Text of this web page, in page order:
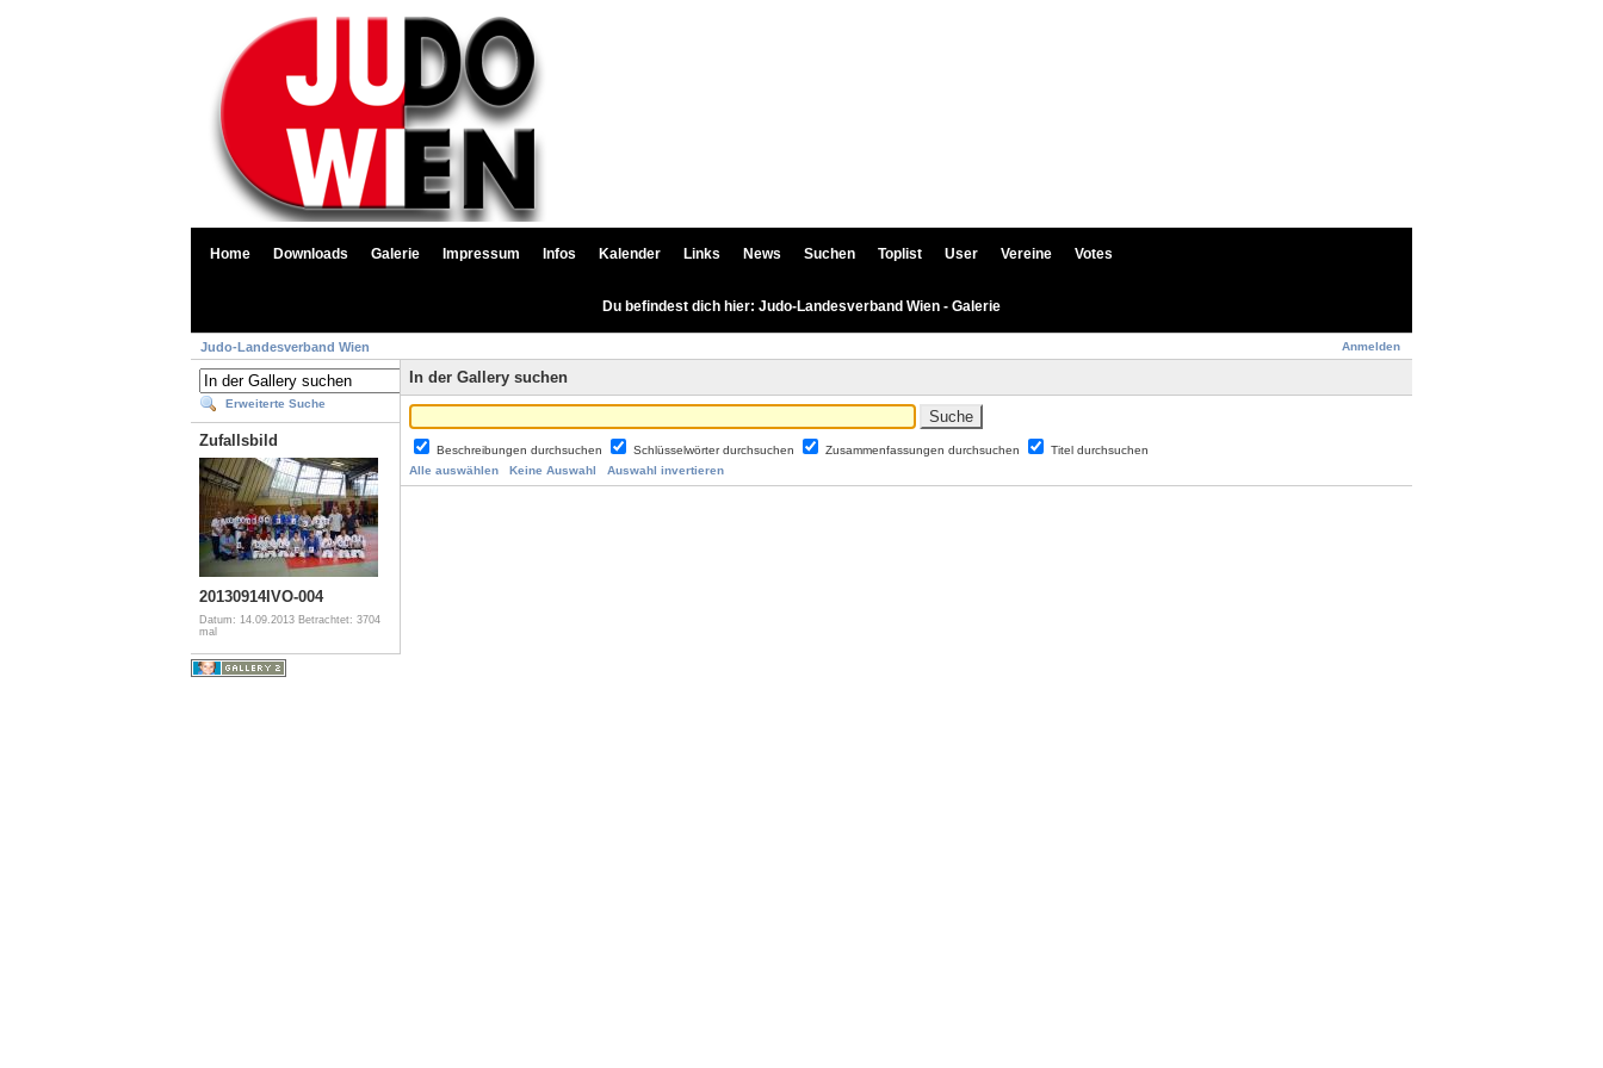
Home Downloads Galerie Impressum Infos Kalender Links News Suchen Toplist User Vereine Votes
Du befindest dich hier: Judo-Landesverband Wien - Galerie
Anmelden
Judo-Landesverband Wien
Erweiterte Suche
Zufallsbild
20130914IVO-004
Datum: 14.09.2013 Betrachtet: 3704
mal
In der Gallery suchen
Beschreibungen durchsuchen Schlüsselwörter durchsuchen Zusammenfassungen durchsuchen
Titel durchsuchen
Alle auswählen
Keine Auswahl Auswahl invertieren